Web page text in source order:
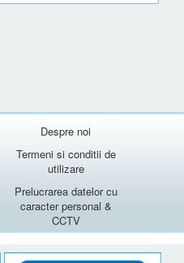
Despre noi
Termeni si conditii de
utilizare
Prelucrarea datelor cu
caracter personal &
CCTV